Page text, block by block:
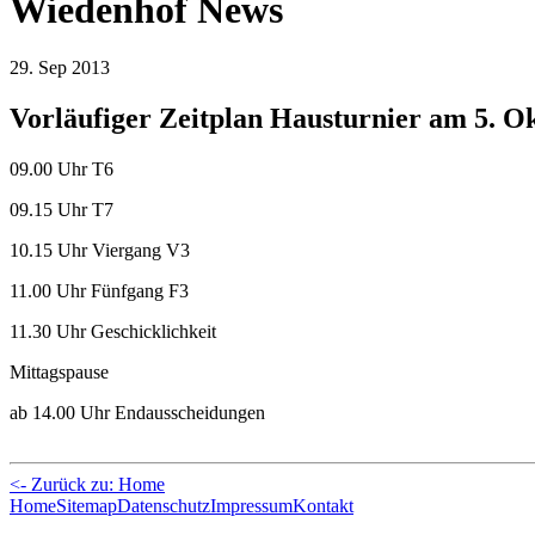
Wiedenhof News
29. Sep 2013
Vorläufiger Zeitplan Hausturnier am 5.
09.00 Uhr T6
09.15 Uhr T7
10.15 Uhr Viergang V3
11.00 Uhr Fünfgang F3
11.30 Uhr Geschicklichkeit
Mittagspause
ab 14.00 Uhr Endausscheidungen
<- Zurück zu: Home
HomeSitemapDatenschutzImpressumKontakt